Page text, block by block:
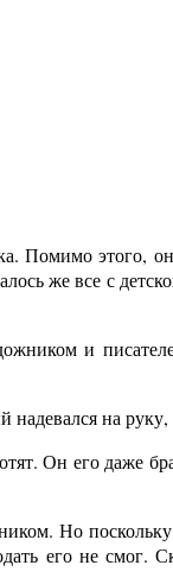
Помимо этого,
же все с
и
на руку,
Он его даже
Но
его не смог.